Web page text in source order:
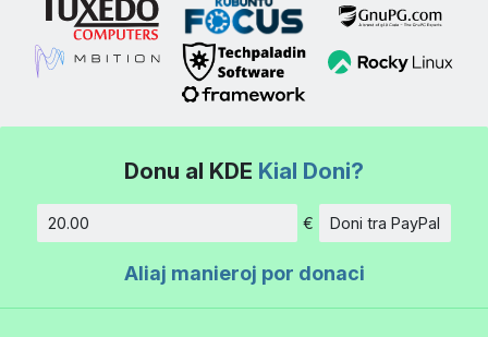
Donu al KDE Kial Doni?
€ Doni tra PayPal
Aliaj manieroj por donaci